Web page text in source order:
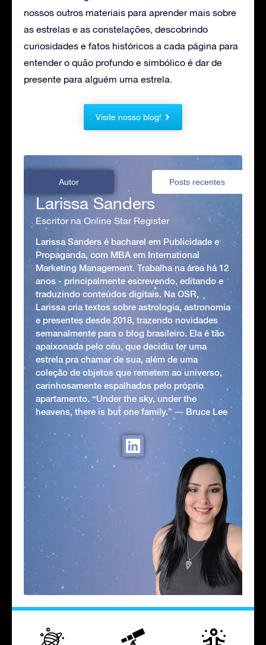
nossos outros materiais para aprender mais sobre
as estrelas e as constelações, descobrindo
curiosidades e fatos históricos a cada página para
entender o quão profundo e simbólico é dar de
presente para alguém uma estrela.
Visite nosso blog!
Autor Posts recentes
Larissa Sanders
Escritor na Online Star Register
Larissa Sanders é bacharel em Publicidade e
Propaganda, com MBA em International
Marketing Management. Trabalha na área há 12
anos - principalmente escrevendo, editando e
traduzindo conteúdos digitais. Na OSR,
Larissa cria textos sobre astrologia, astronomia
e presentes desde 2018, trazendo novidades
semanalmente para o blog brasileiro. Ela é tão
apaixonada pelo céu, que decidiu ter uma
estrela pra chamar de sua, além de uma
coleção de objetos que remetem ao universo,
carinhosamente espalhados pelo próprio
apartamento. “Under the sky, under the
heavens, there is but one family.” ― Bruce Lee